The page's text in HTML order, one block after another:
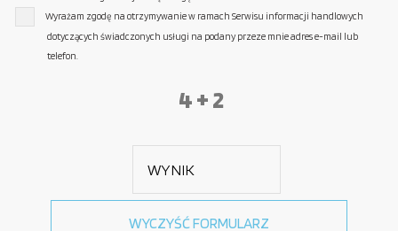
Wyrażam zgodę na otrzymywanie w ramach Serwisu informacji handlowych
dotyczących świadczonych usługi na podany przeze mnie adres e-mail lub
telefon.
4 + 2